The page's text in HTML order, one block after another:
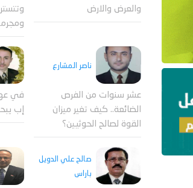
والعرض والارض
ناصر المشارع
عشر سنوات من الفرص
الضائعة.. كيف تغير ميزان
القوة لصالح الحوثيين؟
في
إب
صالح علي الدويل
باراس